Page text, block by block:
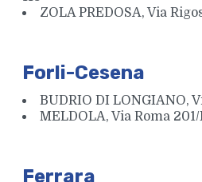
ZOLA PREDOSA, Via
Forli-Cesena
BUDRIO DI LONGIANO,
MELDOLA, Via Roma
Ferrara